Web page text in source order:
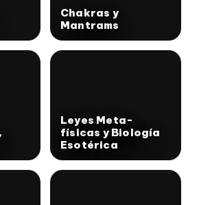
Chakras y
Mantrams
Leyes Meta-
físicas y Biología
Esotérica